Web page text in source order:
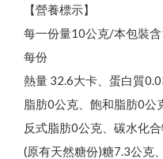
【營養標示】
每一份量10公克/本包裝
每份
熱量 32.6大卡、蛋白質
脂肪0公克、飽和脂肪0公
反式脂肪0公克、碳水化合
(原有天然糖份)糖7.3公克